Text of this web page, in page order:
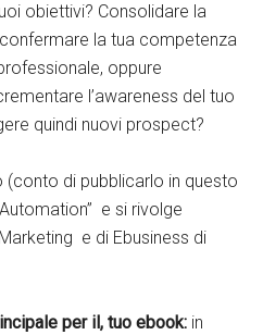
obiettivi? Consolidare la
la tua competenza
oppure
l’awareness del tuo
quindi nuovi prospect?
(conto di pubblicarlo in questo
e si rivolge
e di Ebusiness di
per il, tuo ebook: in